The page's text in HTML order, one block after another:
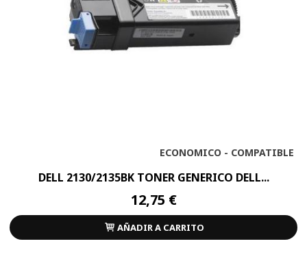
ECONOMICO - COMPATIBLE
DELL 2130/2135BK TONER GENERICO DELL...
12,75 €
AÑADIR A CARRITO